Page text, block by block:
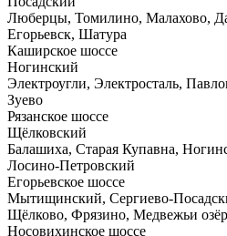
Люберцы, Томилино, Малахово,
Егорьевск, Шатура
Каширское шоссе
Ногинский
Электроугли, Электросталь,
Зуево
Рязанское шоссе
Щёлковский
Балашиха, Старая Купавна,
Лосино-Петровский
Егорьевское шоссе
Мытищинский, Сергиево-
Щёлково, Фрязино, Медвежьи
Носовихинское шоссе